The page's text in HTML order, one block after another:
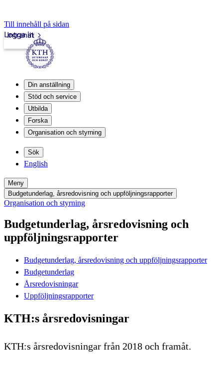
Till innehåll på sidan
Intranät
Logga in
Din anställning
Stöd och service
Utbilda
Forska
Organisation och styrning
Sök
English
Meny
Budgetunderlag, årsredovisning och uppföljningsrapporter
Organisation och styrning
Budgetunderlag, årsredovisning och
uppföljningsrapporter
Budgetunderlag, årsredovisning och uppföljningsrapporter
Budgetunderlag
Årsredovisningar
Uppföljningsrapporter
KTH:s årsredovisningar
KTH:s årsredovisningar från 2018 och framåt.